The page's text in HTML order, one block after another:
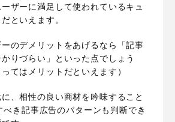
ザーに満足して使われているキュ
といえます。
のデメリットをあげるなら「記事
りづらい」といった点でしょう
てはメリットだといえます）
、相性の良い商材を吟味すること
べき記事広告のパターンも判断でき